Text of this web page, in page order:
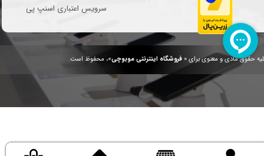
حقوق مادی و معنوی برای «فروشگاه اینترنتی موبوچی»، محفوظ است.
سرویس اعتباری اسنپ پی